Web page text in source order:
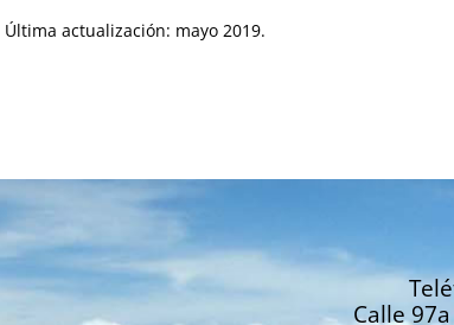
Última actualización: mayo 2019.
Calle